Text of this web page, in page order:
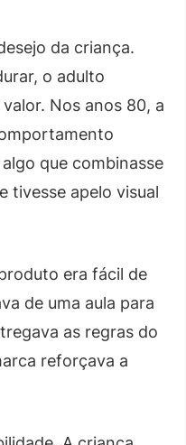
da criança.
o adulto
Nos anos 80, a
que combinasse
tivesse apelo visual
era fácil de
de uma aula para
as regras do
reforçava a